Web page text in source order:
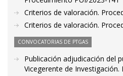
Criterios de valoración.
Criterios de valoración.
CONVOCATORIAS DE PTGAS
Publicación adjudicación del
Vicegerente de Investigación.